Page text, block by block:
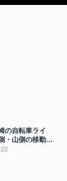
の自転車ライ
・山側の移動ル
っておきたい駅